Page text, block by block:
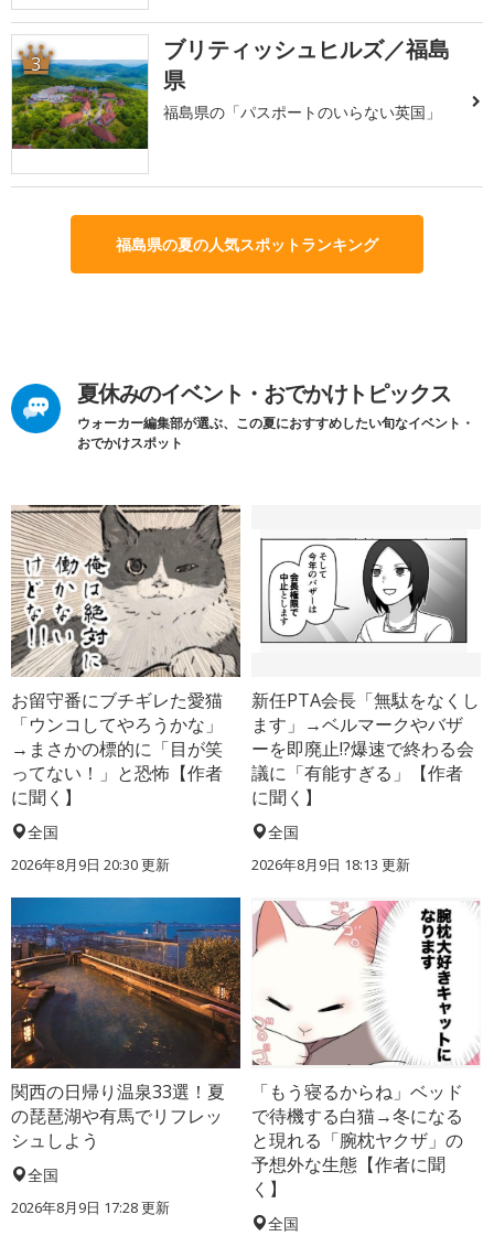
3
ブリティッシュヒルズ／福島
県
福島県の「パスポートのいらない英国」
福島県の夏の人気スポットランキング
夏休みのイベント・おでかけトピックス
ウォーカー編集部が選ぶ、この夏におすすめしたい旬なイベント・
おでかけスポット
お留守番にブチギレた愛猫
「ウンコしてやろうかな」
→まさかの標的に「目が笑
ってない！」と恐怖【作者
に聞く】
全国
2026年8月9日 20:30更新
新任PTA会長「無駄をなくし
ます」→ベルマークやバザ
ーを即廃止!?爆速で終わる会
議に「有能すぎる」【作者
に聞く】
全国
2026年8月9日 18:13 更新
関西の日帰り温泉33選！夏
の琵琶湖や有馬でリフレッ
シュしよう
全国
2026年8月9日 17:28更新
「もう寝るからね」ベッド
で待機する白猫→冬になる
と現れる「腕枕ヤクザ」の
予想外な生態【作者に聞
く】
全国